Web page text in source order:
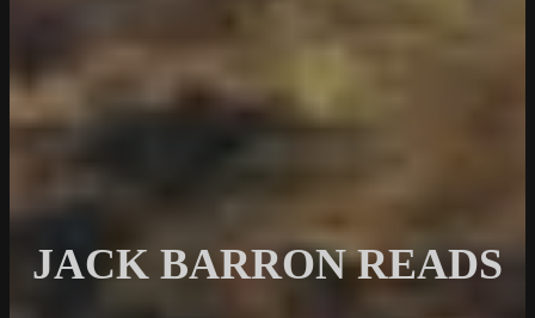
JACK BARRON READS